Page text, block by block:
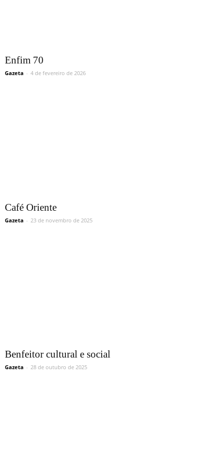
Enfim 70
Gazeta - 4 de fevereiro de 2026
Café Oriente
Gazeta - 23 de novembro de 2025
Benfeitor cultural e social
Gazeta - 28 de outubro de 2025